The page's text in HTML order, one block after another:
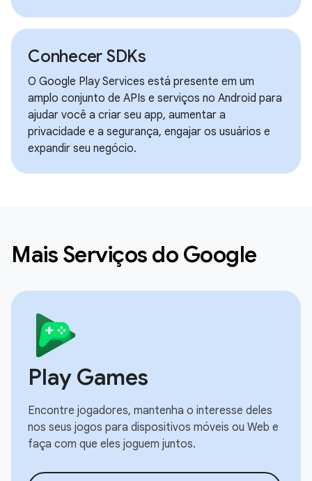
Conhecer SDKs
O Google Play Services está presente em um
amplo conjunto de APIs e serviços no Android para
ajudar você a criar seu app, aumentar a
privacidade e a segurança, engajar os usuários e
expandir seu negócio.
Mais Serviços do Google
Play Games
Encontre jogadores, mantenha o interesse deles
nos seus jogos para dispositivos móveis ou Web e
faça com que eles joguem juntos.